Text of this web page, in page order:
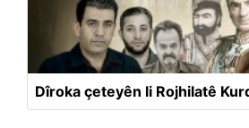
Dîroka çeteyên li Rojhilatê